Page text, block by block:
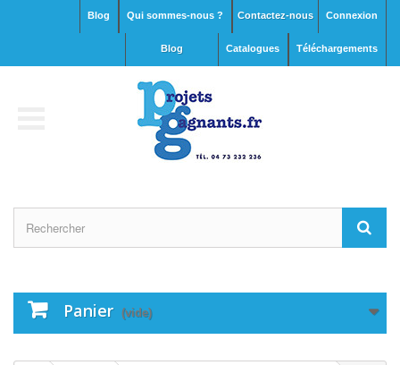
Connexion
Contactez-nous
Qui sommes-nous ?
Blog
Téléchargements
Catalogues
blog
Panier (vide)